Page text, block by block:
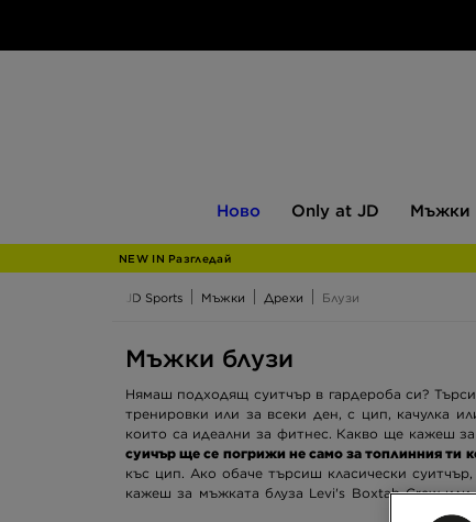
Ново
JD
Only at JD Мъжки
NEW IN Разгледай
JD Sports Мъжки Дрехи Блузи
Мъжки блузи
Нямаш подходящ суитчър в гардероба си?
тренировки или за всеки ден, с цип, качулка
които са идеални за фитнес. Какво ще кажеш
суичър ще се погрижи не само за топлинния ти
къс цип. Ако обаче търсиш класически
кажеш за мъжката блуза Levi's Boxtab Crew
може да замени якето? Тогава разгледай